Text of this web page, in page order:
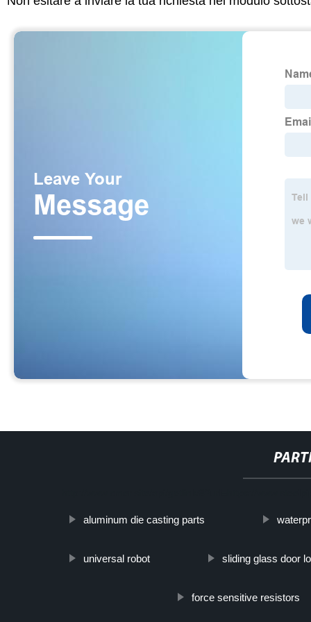
aluminum die casting parts
universal robot sliding glass door
force sensitive resistors